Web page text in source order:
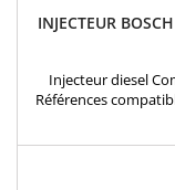
INJECTEUR
Injecteur diesel
Références